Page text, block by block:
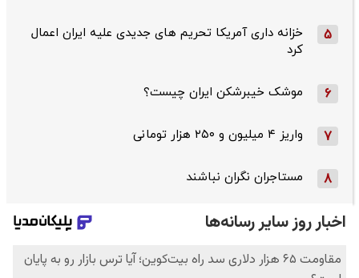
5
خزانه داری آمریکا تحریم های جدیدی علیه ایران اعمال
کرد
6 موشک خیبرشکن ایران چیست؟
7 واریز ۴ میلیون و ۲۵۰ هزار تومانی
8 مستاجران نگران نباشند